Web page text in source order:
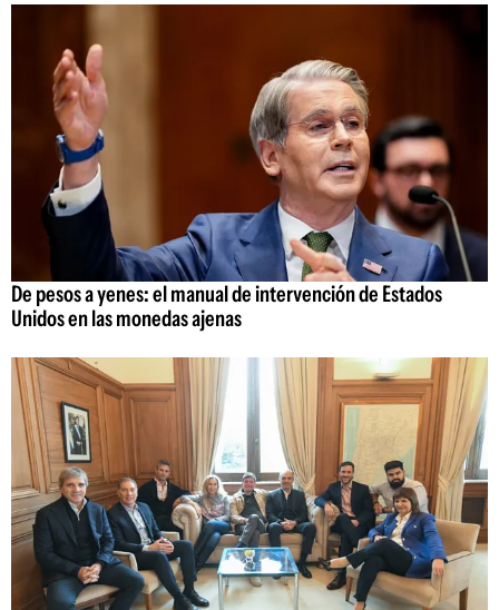
De pesos a yenes: el manual de intervención de Estados
Unidos en las monedas ajenas